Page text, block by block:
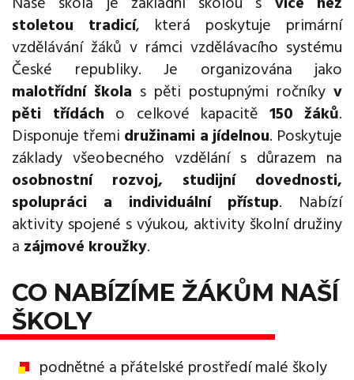
stoletou tradicí, která poskytuje primární
vzdělávání žáků v rámci vzdělávacího systému
České republiky. Je organizována jako
malotřídní škola s pěti postupnými ročníky v
pěti třídách o celkové kapacitě 150 žáků.
Disponuje třemi družinami a jídelnou. Poskytuje
základy všeobecného vzdělání s důrazem na
osobnostní rozvoj, studijní dovednosti,
spolupráci a individuální přístup. Nabízí
aktivity spojené s výukou, aktivity školní družiny
a zájmové kroužky.
CO NABÍZÍME ŽÁKŮM NAŠÍ
ŠKOLY
podnětné a přátelské prostředí malé školy